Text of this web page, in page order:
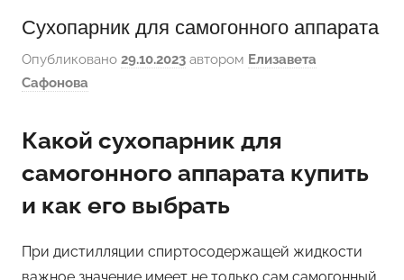
Сухопарник для самогонного аппарата
Опубликовано 29.10.2023 автором Елизавета
Сафонова
Какой сухопарник для
самогонного аппарата купить
и как его выбрать
При дистилляции спиртосодержащей жидкости